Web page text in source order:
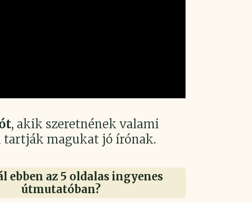
, akik szeretnének valami
tartják magukat jó írónak.
ebben az 5 oldalas ingyenes
útmutatóban?